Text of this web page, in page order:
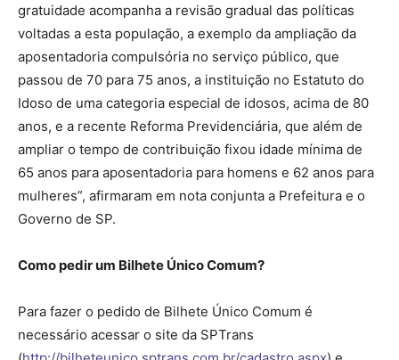
gratuidade acompanha a revisão gradual das políticas
voltadas a esta população, a exemplo da ampliação da
aposentadoria compulsória no serviço público, que
passou de 70 para 75 anos, a instituição no Estatuto do
Idoso de uma categoria especial de idosos, acima de 80
anos, e a recente Reforma Previdenciária, que além de
ampliar o tempo de contribuição fixou idade mínima de
65 anos para aposentadoria para homens e 62 anos para
mulheres”, afirmaram em nota conjunta a Prefeitura e o
Governo de SP.
Como pedir um Bilhete Único Comum?
Para fazer o pedido de Bilhete Único Comum é
necessário acessar o site da SPTrans